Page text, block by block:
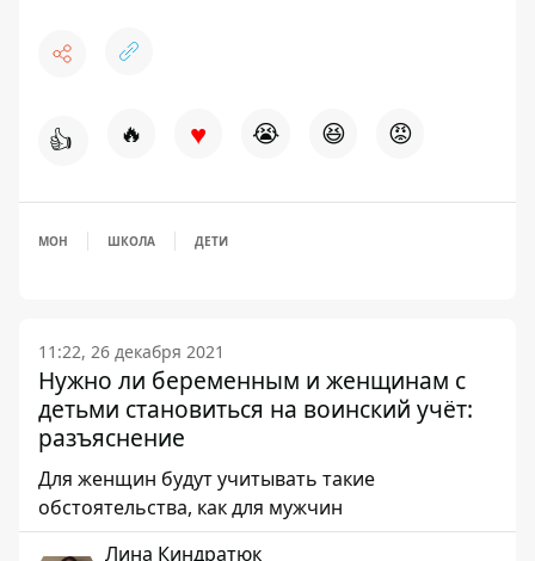
👍 🔥 ♥ 😭 😆 😡
МОН ШКОЛА ДЕТИ
11:22, 26 декабря 2021
Нужно ли беременным и женщинам с
детьми становиться на воинский учёт:
разъяснение
Для женщин будут учитывать такие
обстоятельства, как для мужчин
Лина Киндратюк